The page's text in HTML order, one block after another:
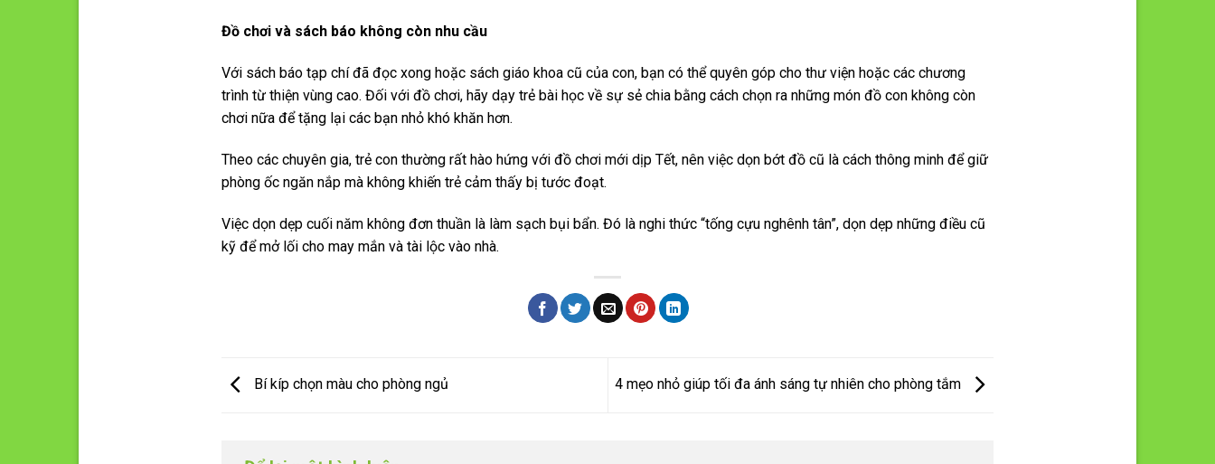
Đồ chơi và sách báo không còn nhu cầu
Với sách báo tạp chí đã đọc xong hoặc sách giáo khoa cũ của con, bạn có thể quyên góp cho thư viện hoặc các chương
trình từ thiện vùng cao. Đối với đồ chơi, hãy dạy trẻ bài học về sự sẻ chia bằng cách chọn ra những món đồ con không còn
chơi nữa để tặng lại các bạn nhỏ khó khăn hơn.
Theo các chuyên gia, trẻ con thường rất hào hứng với đồ chơi mới dịp Tết, nên việc dọn bớt đồ cũ là cách thông minh để giữ
phòng ốc ngăn nắp mà không khiến trẻ cảm thấy bị tước đoạt.
Việc dọn dẹp cuối năm không đơn thuần là làm sạch bụi bẩn. Đó là nghi thức “tống cựu nghênh tân”, dọn dẹp những điều cũ
kỹ để mở lối cho may mắn và tài lộc vào nhà.
Bí kíp chọn màu cho phòng ngủ 4 mẹo nhỏ giúp tối đa ánh sáng tự nhiên cho phòng tắm